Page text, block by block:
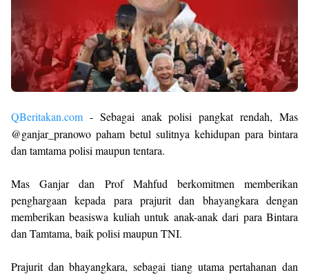
QBeritakan.com - Sebagai anak polisi pangkat rendah, Mas
@ganjar_pranowo paham betul sulitnya kehidupan para bintara
dan tamtama polisi maupun tentara.
Mas Ganjar dan Prof Mahfud berkomitmen memberikan
penghargaan kepada para prajurit dan bhayangkara dengan
memberikan beasiswa kuliah untuk anak-anak dari para Bintara
dan Tamtama, baik polisi maupun TNI.
Prajurit dan bhayangkara, sebagai tiang utama pertahanan dan